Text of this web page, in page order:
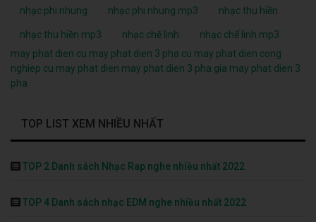
nhạc phi nhung nhạc phi nhung mp3 nhạc thu hiền
nhạc thu hiền mp3 nhạc chế linh
nhạc chế linh mp3
may phat dien cu may phat dien 3 pha cu may phat dien cong
nghiep cu may phat dien may phat dien 3 pha gia may phat dien 3
pha
TOP LIST XEM NHIỀU NHẤT
TOP 2 Danh sách Nhạc Rap nghe nhiều nhất 2022
TOP 4 Danh sách nhạc EDM nghe nhiều nhất 2022